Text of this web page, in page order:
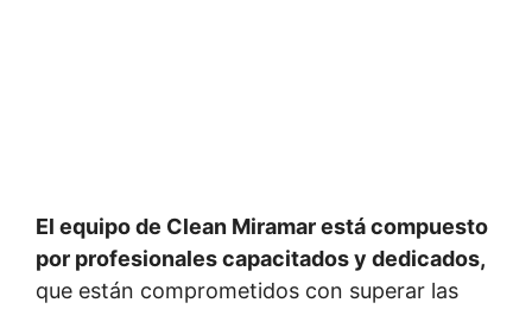
El equipo de Clean Miramar está compuesto
por profesionales capacitados y dedicados,
que están comprometidos con superar las